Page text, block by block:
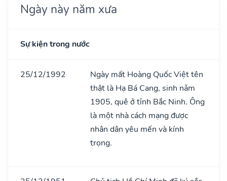
Ngày này năm xưa
Sự kiện trong nước
25/12/1992
Ngày mất Hoàng Quốc Việt tên
thật là Hạ Bá Cang, sinh nǎm
1905, quê ở tỉnh Bắc Ninh. Ông
là một nhà cách mạng được
nhân dân yêu mến và kính
trọng.